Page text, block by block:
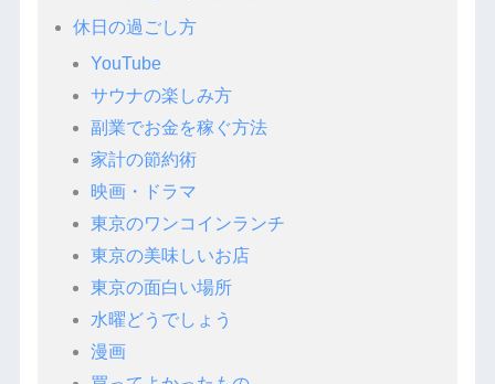
休日の過ごし方
YouTube
サウナの楽しみ方
副業でお金を稼ぐ方法
家計の節約術
映画・ドラマ
東京のワンコインランチ
東京の美味しいお店
東京の面白い場所
水曜どうでしょう
漫画